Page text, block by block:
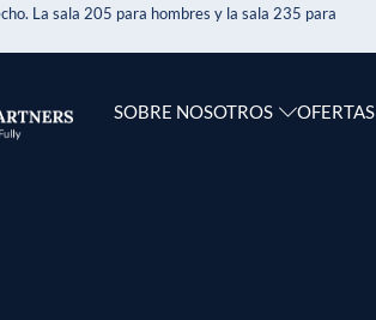
La sala 205 para hombres y la sala 235 para
SOBRE NOSOTROS OFERTAS